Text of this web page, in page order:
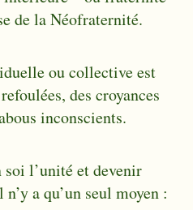
de la Néofraternité.
ou collective est
des croyances
inconscients.
l’unité et devenir
a qu’un seul moyen :